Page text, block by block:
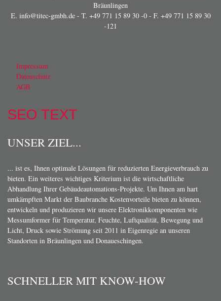
Bräunlingen
E. info@titec-gmbh.de- T. +49 771 15 89 30 -0- F. +49 771 15 89 30
-121
Impressum
Datenschutz
AGB
SEO TEXT
UNSER ZIEL...
... ist es, Ihnen optimale Lösungen für reduzierten Energieverbrauch zu
bieten. Ein weiteres wichtiges Kriterium ist die wirtschaftliche
Abhandlung Ihrer Gebäudeautomations-Projekte. Um Ihnen am hart
umkämpften Markt der Baubranche Kostenvorteile bieten zu können,
entwickeln und produzieren wir unsere Elektronikkomponenten wie
Messumformer für Temperatur, Feuchte, Luftqualität, Bewegung und
Licht, Druck sowie Strömung seit 2011 in Eigenregie an unseren
Standorten in Bräunlingen und Donaueschingen.
SCHNELLER MIT KNOW-HOW